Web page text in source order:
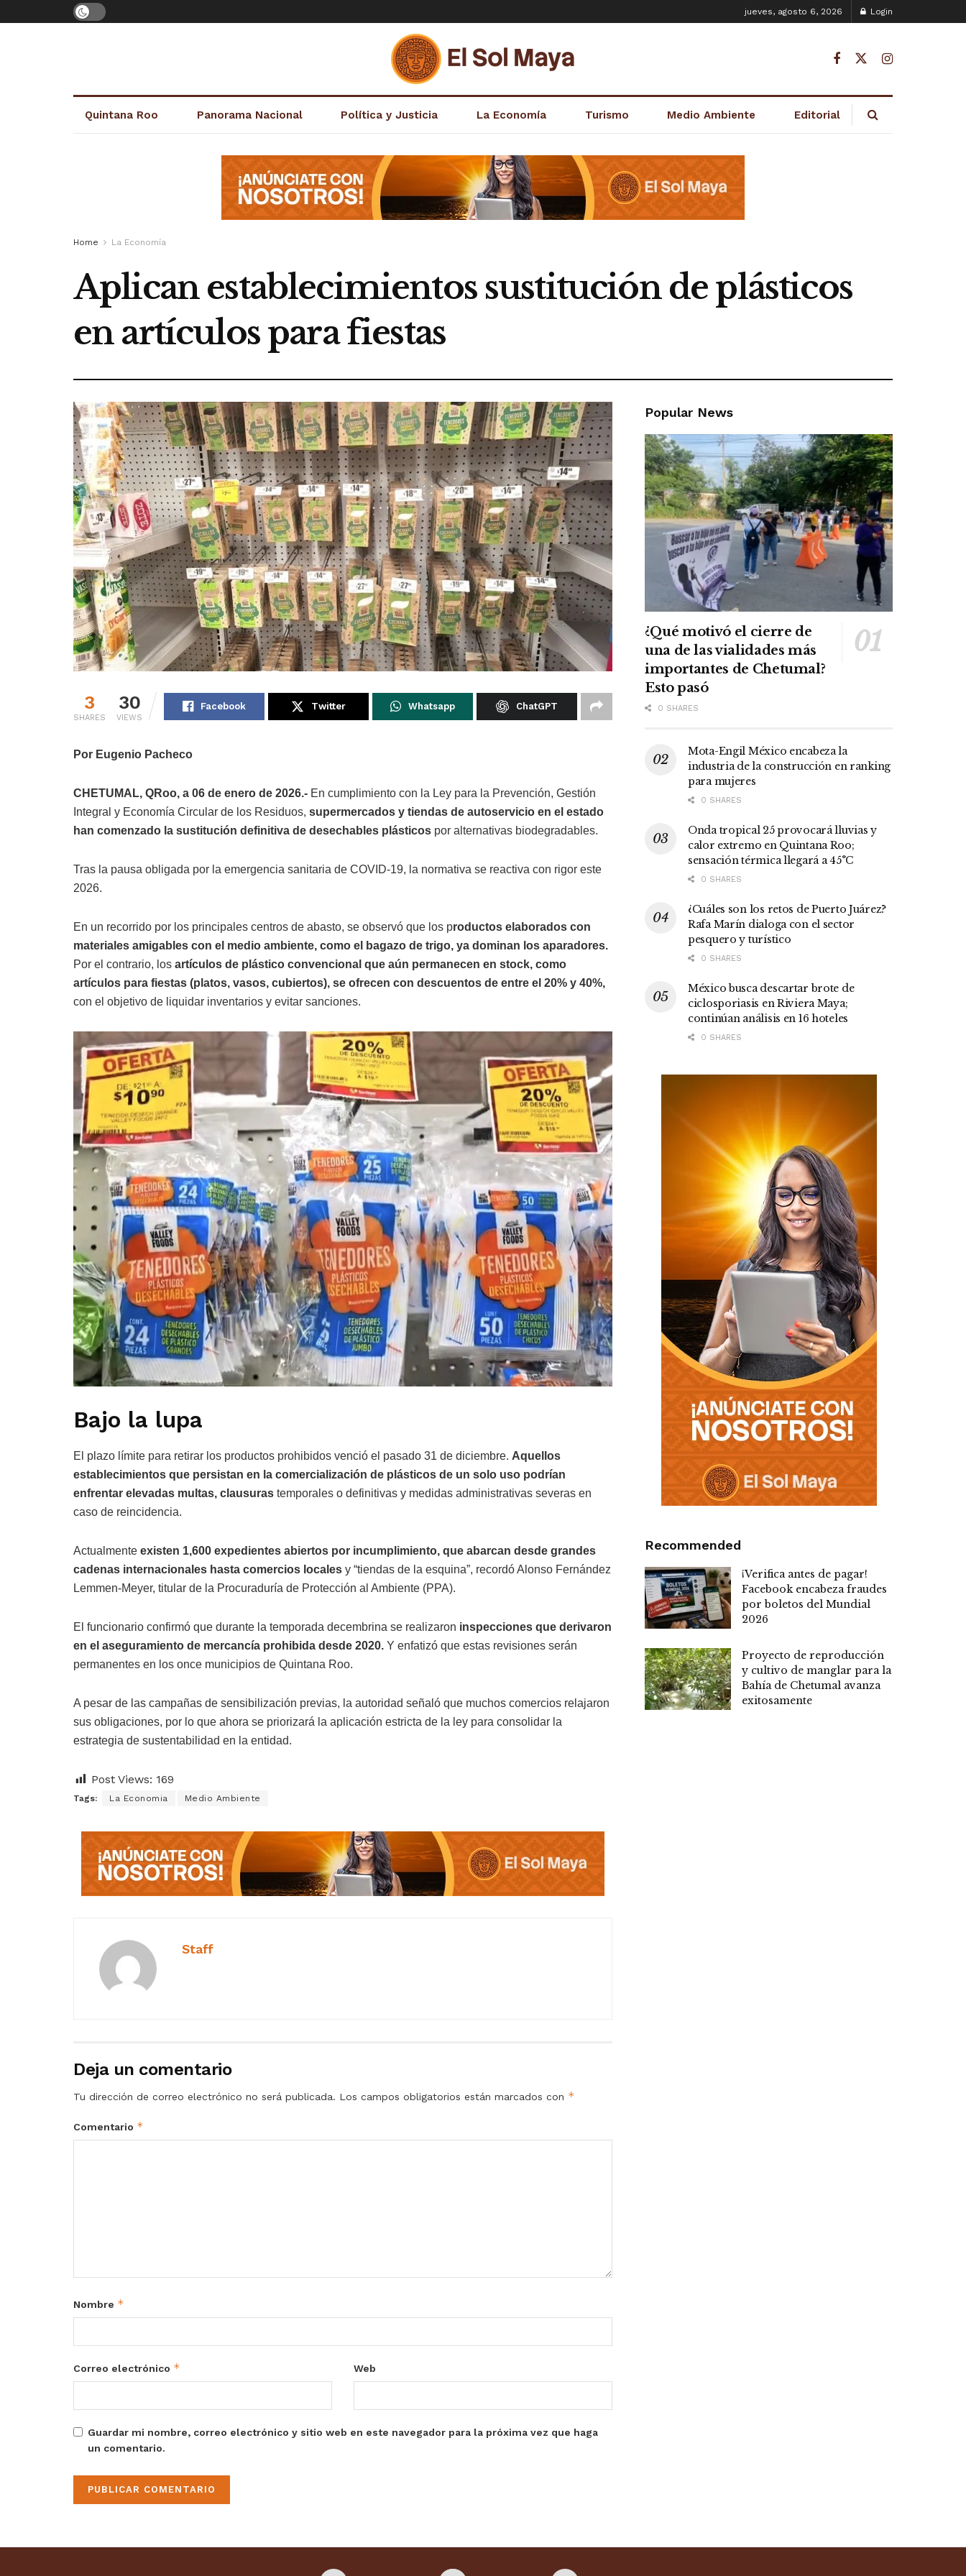
jueves, agosto 6, 2026 Login
Quintana Roo Panorama Nacional Política y Justicia La Economía Turismo Medio Ambiente Editorial
Home La Economía
Aplican establecimientos sustitución de plásticos
en artículos para fiestas
3
SHARES
30
VIEWS
Facebook Twitter Whatsapp ChatGPT
Por Eugenio Pacheco
CHETUMAL, QRoo, a 06 de enero de 2026.- En cumplimiento con la Ley para la Prevención, Gestión
Integral y Economía Circular de los Residuos, supermercados y tiendas de autoservicio en el estado
han comenzado la sustitución definitiva de desechables plásticos por alternativas biodegradables.
Tras la pausa obligada por la emergencia sanitaria de COVID-19, la normativa se reactiva con rigor este
2026.
En un recorrido por los principales centros de abasto, se observó que los productos elaborados con
materiales amigables con el medio ambiente, como el bagazo de trigo, ya dominan los aparadores.
Por el contrario, los artículos de plástico convencional que aún permanecen en stock, como
artículos para fiestas (platos, vasos, cubiertos), se ofrecen con descuentos de entre el 20% y 40%,
con el objetivo de liquidar inventarios y evitar sanciones.
Bajo la lupa
El plazo límite para retirar los productos prohibidos venció el pasado 31 de diciembre. Aquellos
establecimientos que persistan en la comercialización de plásticos de un solo uso podrían
enfrentar elevadas multas, clausuras temporales o definitivas y medidas administrativas severas en
caso de reincidencia.
Actualmente existen 1,600 expedientes abiertos por incumplimiento, que abarcan desde grandes
cadenas internacionales hasta comercios locales y “tiendas de la esquina”, recordó Alonso Fernández
Lemmen-Meyer, titular de la Procuraduría de Protección al Ambiente (PPA).
El funcionario confirmó que durante la temporada decembrina se realizaron inspecciones que derivaron
en el aseguramiento de mercancía prohibida desde 2020. Y enfatizó que estas revisiones serán
permanentes en los once municipios de Quintana Roo.
A pesar de las campañas de sensibilización previas, la autoridad señaló que muchos comercios relajaron
sus obligaciones, por lo que ahora se priorizará la aplicación estricta de la ley para consolidar la
estrategia de sustentabilidad en la entidad.
Post Views: 169
Tags: La Economia Medio Ambiente
Staff
Deja un comentario
Tu dirección de correo electrónico no será publicada. Los campos obligatorios están marcados con *
Comentario *
Nombre *
Correo electrónico * Web
Guardar mi nombre, correo electrónico y sitio web en este navegador para la próxima vez que haga
un comentario.
Popular News
¿Qué motivó el cierre de
una de las vialidades más
importantes de Chetumal?
Esto pasó
0 SHARES
Mota-Engil México encabeza la
industria de la construcción en ranking
para mujeres
0 SHARES
Onda tropical 25 provocará lluvias y
calor extremo en Quintana Roo;
sensación térmica llegará a 45°C
0 SHARES
¿Cuáles son los retos de Puerto Juárez?
Rafa Marín dialoga con el sector
pesquero y turístico
0 SHARES
México busca descartar brote de
ciclosporiasis en Riviera Maya;
continúan análisis en 16 hoteles
0 SHARES
Recommended
¡Verifica antes de pagar!
Facebook encabeza fraudes
por boletos del Mundial
2026
Proyecto de reproducción
y cultivo de manglar para la
Bahía de Chetumal avanza
exitosamente